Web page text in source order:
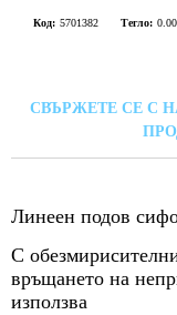
Код: 5701382 Тегло:
СВЪРЖЕТЕ СЕ С
Линеен подов
С
връщането на
използва